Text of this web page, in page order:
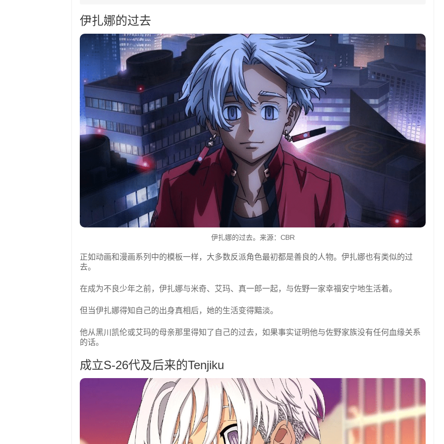
伊扎娜的过去
伊扎娜的过去。来源：CBR
正如动画和漫画系列中的模板一样，大多数反派角色最初都是善良的人物。伊扎娜也有类似的过
去。
在成为不良少年之前，伊扎娜与米奇、艾玛、真一郎一起，与佐野一家幸福安宁地生活着。
但当伊扎娜得知自己的出身真相后，她的生活变得黯淡。
他从黑川凯伦或艾玛的母亲那里得知了自己的过去，如果事实证明他与佐野家族没有任何血缘关系
的话。
成立S-26代及后来的Tenjiku